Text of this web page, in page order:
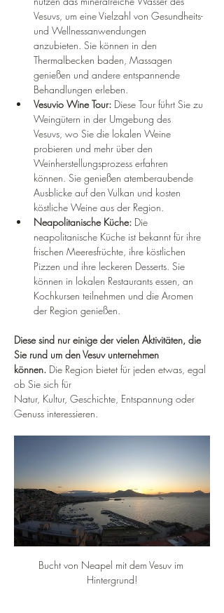
Vesuvs, um eine Vielzahl von Gesundheits-
und Wellnessanwendungen
anzubieten. Sie können in den
Thermalbecken baden, Massagen
genießen und andere entspannende
Behandlungen erleben.
Vesuvio Wine Tour: Diese Tour führt Sie zu
Weingütern in der Umgebung des
Vesuvs, wo Sie die lokalen Weine
probieren und mehr über den
Weinherstellungsprozess erfahren
können. Sie genießen atemberaubende
Ausblicke auf den Vulkan und kosten
köstliche Weine aus der Region.
Neapolitanische Küche: Die
neapolitanische Küche ist bekannt für ihre
frischen Meeresfrüchte, ihre köstlichen
Pizzen und ihre leckeren Desserts. Sie
können in lokalen Restaurants essen, an
Kochkursen teilnehmen und die Aromen
der Region genießen.
Diese sind nur einige der vielen Aktivitäten, die
Sie rund um den Vesuv unternehmen
können. Die Region bietet für jeden etwas, egal
ob Sie sich für
Natur, Kultur, Geschichte, Entspannung oder
Genuss interessieren.
Bucht von Neapel mit dem Vesuv im
Hintergrund!